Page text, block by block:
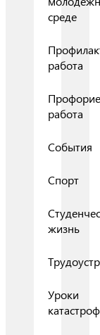
среде
работа
работа
События
Спорт
жизнь
Уроки